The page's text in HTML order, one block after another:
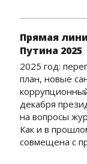
Прямая
Путина 2025
2025 год:
план, новые
декабря
на вопросы
Как и в
совмещена с